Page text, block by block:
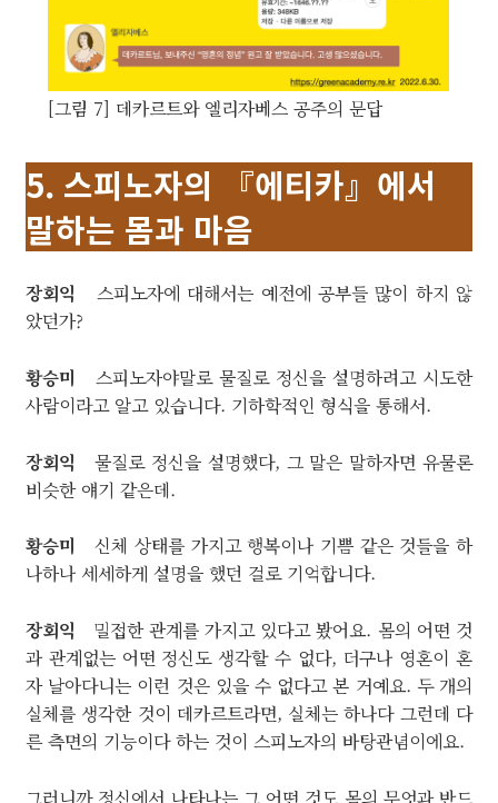
[그림 7] 데카르트와 엘리자베스 공주의 문답
5. 스피노자의 『에티카』에서
말하는 몸과 마음
장회익 스피노자에 대해서는 예전에 공부들 많이 하지 않
았던가?
황승미 스피노자야말로 물질로 정신을 설명하려고 시도한
사람이라고 알고 있습니다. 기하학적인 형식을 통해서.
장회익물질로 정신을 설명했다, 그 말은 말하자면 유물론
비슷한 얘기 같은데.
황승미 신체 상태를 가지고 행복이나 기쁨 같은 것들을 하
나하나 세세하게 설명을 했던 걸로 기억합니다.
장회익 밀접한 관계를 가지고 있다고 봤어요. 몸의 어떤 것
과 관계없는 어떤 정신도 생각할 수 없다, 더구나 영혼이 혼
자 날아다니는 이런 것은 있을 수 없다고 본 거예요. 두 개의
실체를 생각한 것이 데카르트라면, 실체는 하나다 그런데 다
른 측면의 기능이다 하는 것이 스피노자의 바탕관념이에요.
그러니까 정신에서 나타나는 그 어떤 것도 몸의 무엇과 반드